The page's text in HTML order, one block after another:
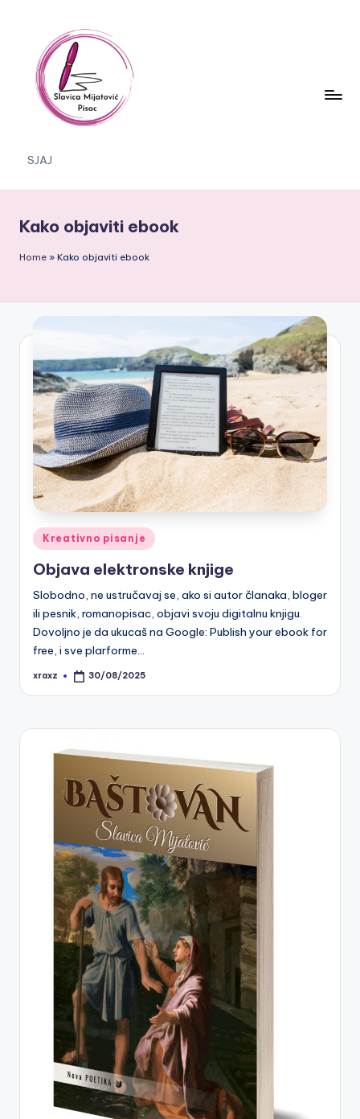
content
S
J
A
SJAJ
Kako objaviti ebook
Home » Kako objaviti ebook
Posted
in
Kreativno pisanje
Objava elektronske knjige
Slobodno, ne ustručavaj se, ako si autor članaka, bloger
ili pesnik, romanopisac, objavi svoju digitalnu knjigu.
Dovoljno je da ukucaš na Google: Publish your ebook for
free, i sve plarforme…
Posted
xraxz 30/08/2025